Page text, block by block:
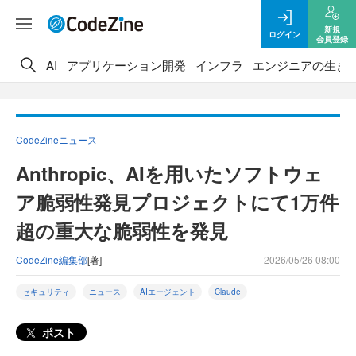
ログイン
新規
会員登録
AI アプリケーション開発 インフラ エンジニアの生き
CodeZineニュース
Anthropic、AIを用いたソフトウェ
ア脆弱性発見プロジェクトにて1万件
超の重大な脆弱性を発見
CodeZine編集部[著] 2026/05/26 08:00
セキュリティ ニュース AIエージェント Claude
ポスト